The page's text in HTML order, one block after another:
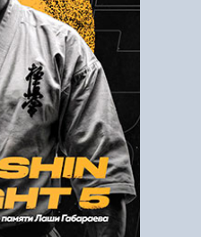
Войти
Напомнить пароль
Регистрация